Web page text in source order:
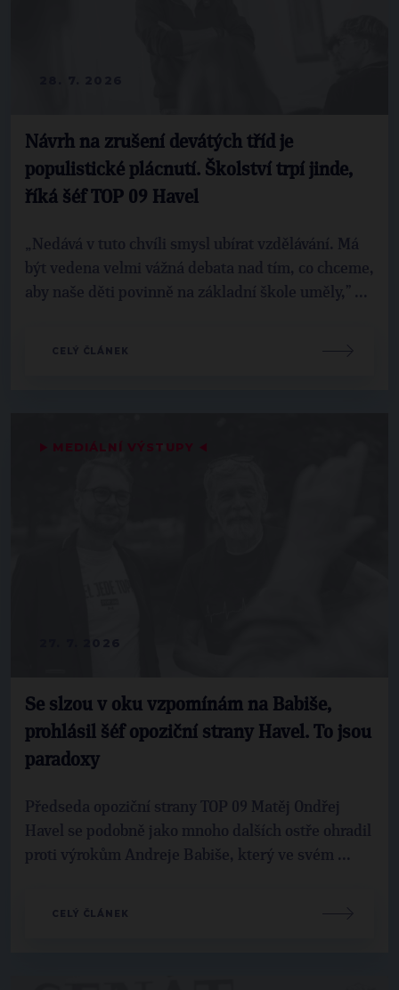
Návrh na zrušení devátých tříd je
populistické plácnutí. Školství trpí jinde,
říká šéf TOP 09 Havel
„Nedává v tuto chvíli smysl ubírat vzdělávání. Má
být vedena velmi vážná debata nad tím, co chceme,
aby naše děti povinně na základní škole uměly,” ...
CELÝ ČLÁNEK
MEDIÁLNÍ VÝSTUPY
Se slzou v oku vzpomínám na Babiše,
prohlásil šéf opoziční strany Havel. To jsou
paradoxy
Předseda opoziční strany TOP 09 Matěj Ondřej
Havel se podobně jako mnoho dalších ostře ohradil
proti výrokům Andreje Babiše, který ve svém ...
CELÝ ČLÁNEK